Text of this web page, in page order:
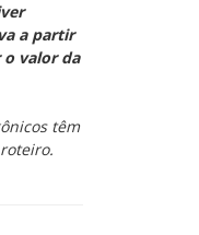
a partir
o valor da
têm